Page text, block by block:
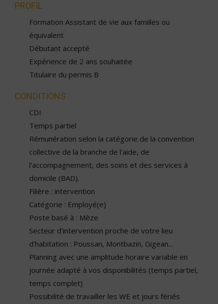
PROFIL
Formation Assistant de vie aux familles ou
équivalent
Débutant accepté
Expérience de 2 ans souhaitée
Titulaire du permis B
CONDITIONS
CDI
Temps partiel
Rémunération selon la catégorie de la convention
collective de la branche de l'aide, de
l'accompagnement, des soins et des services à
domicile (BAD).
Filière : intervention
Catégorie : Employé(e)
Poste basé à : Mèze
Secteur d'intervention proche de votre lieu
d'habitation : Poussan, Montbazin, Gigean...
Planning avec une amplitude horaire variable en
journée adapté à vos disponibilités (temps partiel,
temps complet)
Possibilité de travailler les WE et jours fériés